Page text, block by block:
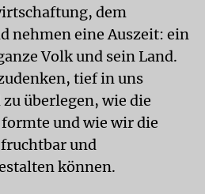
dem
nehmen eine Auszeit: ein
Volk und sein Land.
tief in uns
überlegen, wie die
und wie wir die
und
können.